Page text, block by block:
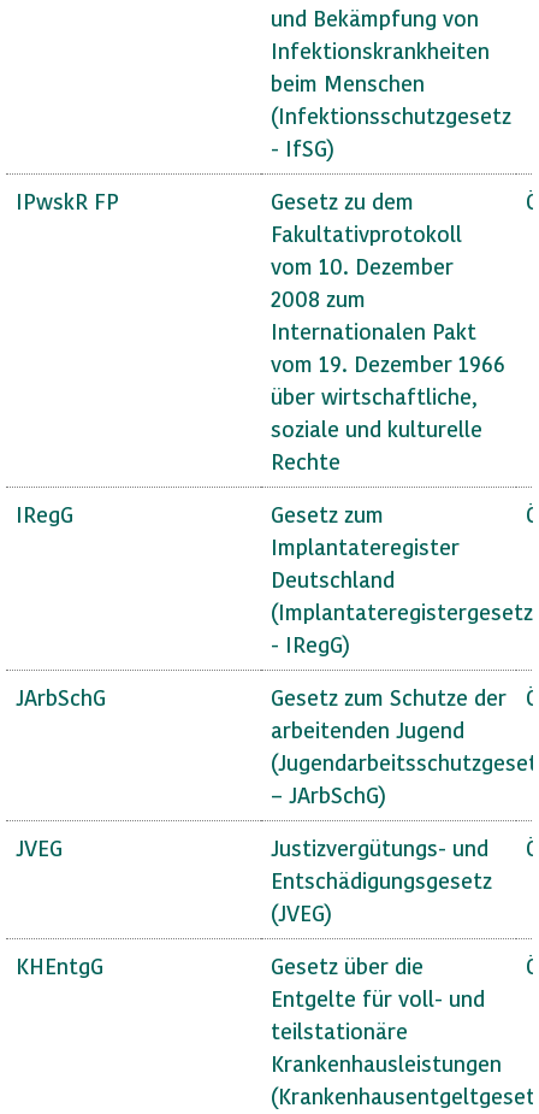
und Bekämpfung von
Infektionskrankheiten
beim Menschen
(Infektionsschutzgesetz
- IfSG)
IPwskR FP
Gesetz zu dem
Fakultativprotokoll
vom 10. Dezember
2008 zum
Internationalen Pakt
vom 19. Dezember 1966
über wirtschaftliche,
soziale und kulturelle
Rechte
IRegG
Gesetz zum
Implantateregister
Deutschland
(Implantateregistergesetz
- IRegG)
JArbSchG
Gesetz zum Schutze der
arbeitenden Jugend
– JArbSchG)
JVEG
Justizvergütungs- und
Entschädigungsgesetz
(JVEG)
KHEntgG
Gesetz über die
Entgelte für voll- und
teilstationäre
Krankenhausleistungen